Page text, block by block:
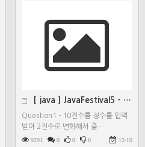
[ java ] JavaFestival5 - Quest…
Question1 - 10진수를 정수를 입력
받아 2진수로 변화해서 출…
9291 0 0 0 12-19